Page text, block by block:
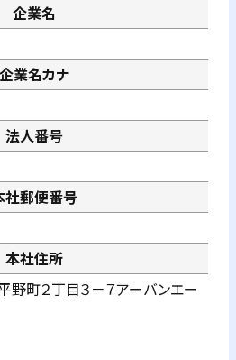
企業名
企業名カナ
法人番号
社郵便番号
本社住所
町２丁目３－７アーバンエー